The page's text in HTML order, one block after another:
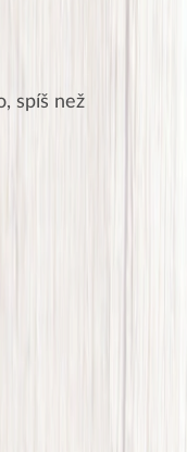
spíš než